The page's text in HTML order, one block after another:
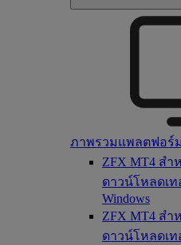
ภาพรวมแพลตฟอร์ม
ZFX MT4 สำ
ดาวน์โหลดเ
Windows
ZFX MT4 สำ
ดาวน์โหลดเ